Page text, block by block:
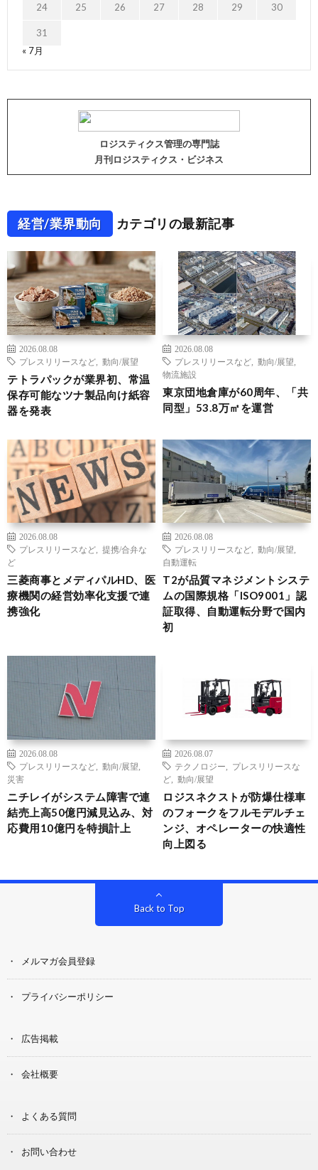
24 25 26 27 28 29 30
31
« 7月
ロジスティクス管理の専門誌
月刊ロジスティクス・ビジネス
経営/業界動向 カテゴリの最新記事
2026.08.08
プレスリリースなど
動向/展望
テトラパックが業界初、常温
保存可能なツナ製品向け紙容
器を発表
2026.08.08
プレスリリースなど
動向/展望
物流施設
東京団地倉庫が60周年、「共
同型」53.8万㎡を運営
2026.08.08
プレスリリースなど
提携/合弁な
ど
三菱商事とメディパルHD、医
療機関の経営効率化支援で連
携強化
2026.08.08
プレスリリースなど
動向/展望
自動運転
T2が品質マネジメントシステ
ムの国際規格「ISO9001」認
証取得、自動運転分野で国内
初
2026.08.08
プレスリリースなど
動向/展望
災害
ニチレイがシステム障害で連
結売上高50億円減見込み、対
応費用10億円を特損計上
2026.08.07
テクノロジー
プレスリリースな
ど
動向/展望
ロジスネクストが防爆仕様車
のフォークをフルモデルチェ
ンジ、オペレーターの快適性
向上図る
Back to Top
メルマガ会員登録
プライバシーポリシー
広告掲載
会社概要
よくある質問
お問い合わせ